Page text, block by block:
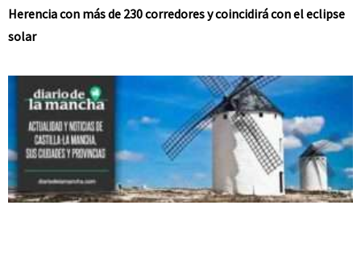
Herencia con más de 230 corredores y coincidirá con el eclipse
solar